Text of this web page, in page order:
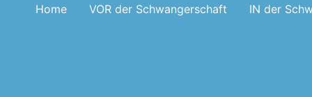
Home VOR der Schwangerschaft IN der